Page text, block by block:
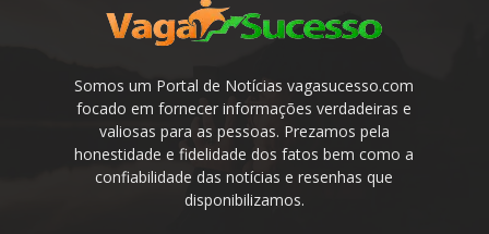
Somos um Portal de Notícias vagasucesso.com
focado em fornecer informações verdadeiras e
valiosas para as pessoas. Prezamos pela
honestidade e fidelidade dos fatos bem como a
confiabilidade das notícias e resenhas que
disponibilizamos.